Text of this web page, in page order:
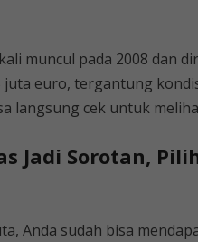
muncul pada 2008 dan
juta euro, tergantung
langsung cek untuk
Jadi Sorotan,
Anda sudah bisa